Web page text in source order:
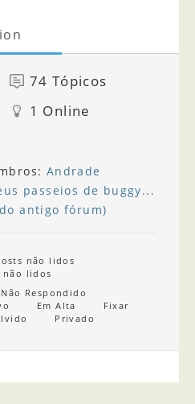
74 Tópicos
1 Online
Andrade
passeios de buggy...
antigo fórum)
não lidos
não lidos
Não Respondido
Em Alta
Fixar
Privado